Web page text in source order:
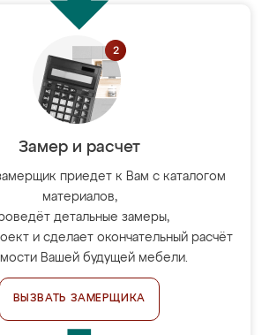
Замер и расчет
приедет к Вам с каталогом
материалов,
детальные замеры,
и сделает окончательный расчёт
Вашей будущей мебели.
ВЫЗВАТЬ ЗАМЕРЩИКА